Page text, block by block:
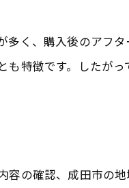
多く、購入後のアフ
特徴です。したが
容の確認、成田市の